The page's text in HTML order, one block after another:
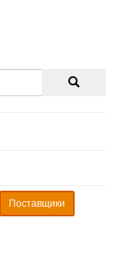
Поставщики